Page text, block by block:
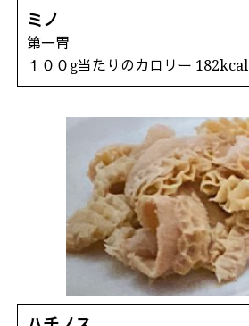
ミノ
第一胃
１００g当たりのカロリー 182kcal